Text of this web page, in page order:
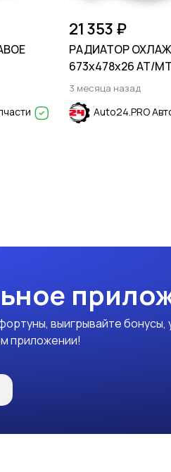
21 353 ₽
РАДИАТОР
673х478х26 AT/
FORD BRONCO
2020-/LINCOLN
3 месяца назад
Auto24.PRO
выигрывайте
приложении!